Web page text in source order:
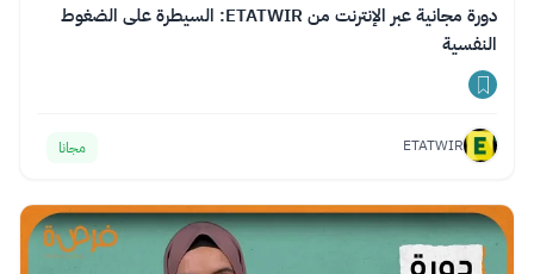
دورة مجانية عبر الإنترنت من ETATWIR: السيطرة على الضغوط
النفسية
ETATWIR مجانا